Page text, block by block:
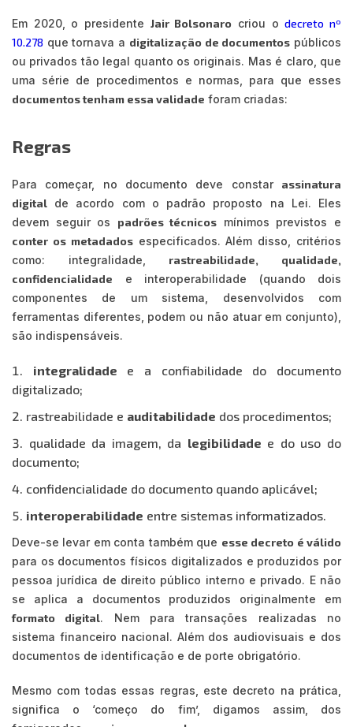
Em 2020, o presidente Jair Bolsonaro criou odecreto nº
10.278 que tornava a digitalização de documentos públicos
ou privados tão legal quanto os originais. Mas é claro, que
uma série de procedimentos e normas, para que esses
documentos tenham essa validade foram criadas:
Regras
Para começar, no documento deve constar assinatura
digital de acordo com o padrão proposto na Lei. Eles
devem seguir os padrões técnicos mínimos previstos e
conter os metadadosespecificados. Além disso, critérios
como: integralidade, rastreabilidade, qualidade,
confidencialidade e interoperabilidade (quando dois
componentes de um sistema, desenvolvidos com
ferramentas diferentes, podem ou não atuar em conjunto),
são indispensáveis.
integralidade e a confiabilidade do documento
digitalizado;
rastreabilidade e auditabilidade dos procedimentos;
qualidade da imagem, da legibilidade e do uso do
documento;
confidencialidade do documento quando aplicável;
interoperabilidade entre sistemas informatizados.
Deve-se levar em conta também que esse decreto é válido
para os documentos físicos digitalizados e produzidos por
pessoa jurídica de direito público interno e privado. E não
se aplica a documentos produzidos originalmente em
formato digital. Nem para transações realizadas no
sistema financeiro nacional. Além dos audiovisuais e dos
documentos de identificação e de porte obrigatório.
Mesmo com todas essas regras, este decreto na prática,
significa o ‘começo do fim’, digamos assim, dos